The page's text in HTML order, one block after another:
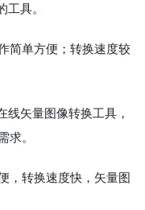
具。
简单方便；转换速度较
矢量图像转换工具，
。
，转换速度快，矢量图